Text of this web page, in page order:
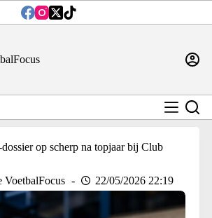
op scherp na topjaar bij Club
VoetbalFocus
22/05/2026 22:19